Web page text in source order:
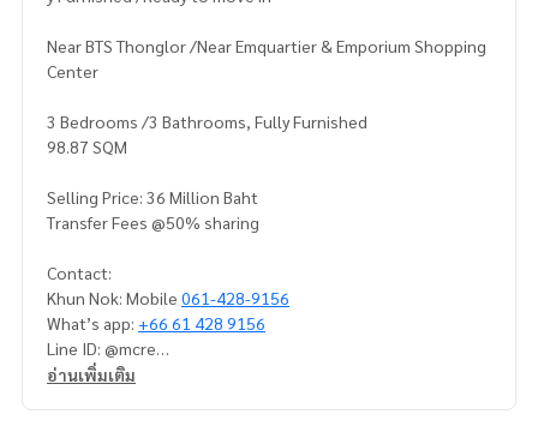
Near BTS Thonglor /Near Emquartier & Emporium Shopping
Center
3 Bedrooms /3 Bathrooms, Fully Furnished
98.87 SQM
Selling Price: 36 Million Baht
Transfer Fees @50% sharing
Contact:
Khun Nok: Mobile 061-428-9156
What’s app: +66 61 428 9156
Line ID: @mcre
My Celebrity Co., Ltd. Real Estate Agency, Service You Can T
อ่านเพิ่มเติม